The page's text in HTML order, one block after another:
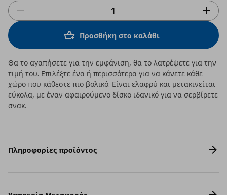
Προσθήκη στο καλάθι
Θα το αγαπήσετε για την εμφάνιση, θα το λατρέψετε για την
τιμή του. Επιλέξτε ένα ή περισσότερα για να κάνετε κάθε
χώρο που κάθεστε πιο βολικό. Είναι ελαφρύ και μετακινείται
εύκολα, με έναν αφαιρούμενο δίσκο ιδανικό για να σερβίρετε
σνακ.
Πληροφορίες προϊόντος